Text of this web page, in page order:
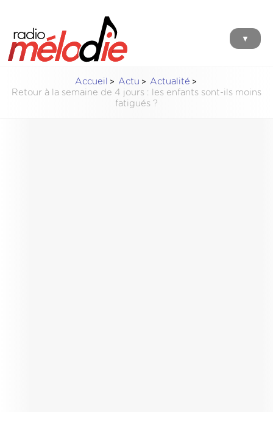
▼
Accueil Actu
Actualité
Retour à la semaine de 4 jours : les enfants sont-ils moins
fatigués ?